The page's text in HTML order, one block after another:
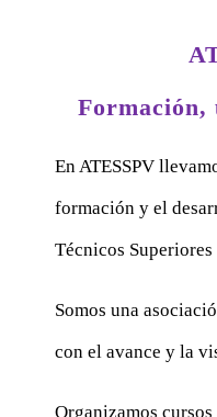
Formación,
En ATESSPV
formación y el
Técnicos
Somos una
con el avance y la
Organizamos